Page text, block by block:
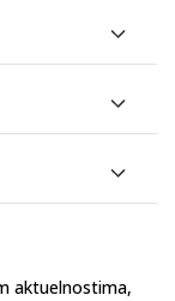
aktuelnostima,